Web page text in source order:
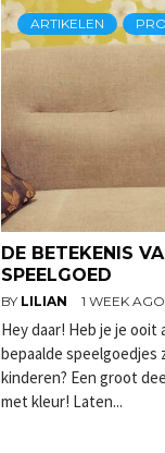
ARTIKELEN
DE BETEKENIS
SPEELGOED
BY LILIAN 1 WEEK AGO
Hey daar! Heb je je ooit
bepaalde speelgoedjes
kinderen? Een groot
met kleur! Laten...